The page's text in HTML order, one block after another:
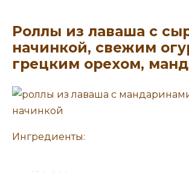
Роллы из лаваша с
начинкой, свежим
грецким орехом,
Ингредиенты: